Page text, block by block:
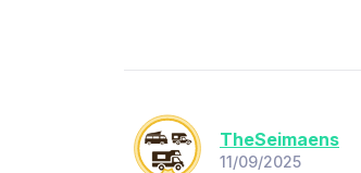
TheSeimaens
11/09/2025